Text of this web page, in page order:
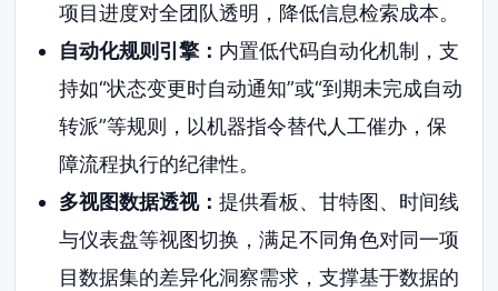
项目进度对全团队透明，降低信息检索成本。
自动化规则引擎： 内置低代码自动化机制，支
持如“状态变更时自动通知”或“到期未完成自动
转派”等规则，以机器指令替代人工催办，保
障流程执行的纪律性。
多视图数据透视： 提供看板、甘特图、时间线
与仪表盘等视图切换，满足不同角色对同一项
目数据集的差异化洞察需求，支撑基于数据的